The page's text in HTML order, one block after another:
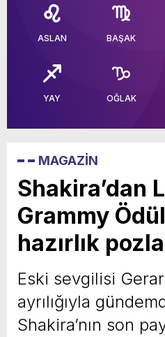
yeni özellikler belli oldu
ASLAN BAŞAK
YAY OĞLAK
MAGAZİN
Shakira’dan
Grammy
hazırlık
Eski sevgilisi
ayrılığıyla
Shakira’nın son